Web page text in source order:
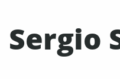
Sergio